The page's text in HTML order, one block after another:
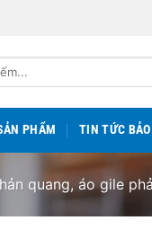
PHẨM TIN TỨC
quang, áo gile